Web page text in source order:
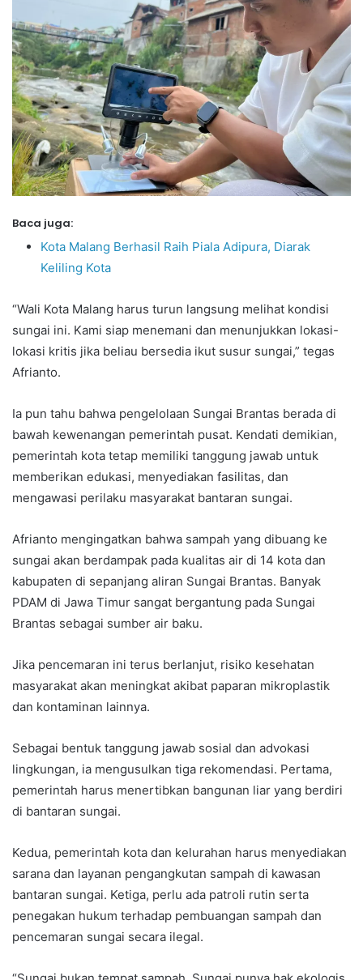
Baca juga:
Kota Malang Berhasil Raih Piala Adipura, Diarak
Keliling Kota
“Wali Kota Malang harus turun langsung melihat kondisi
sungai ini. Kami siap menemani dan menunjukkan lokasi-
lokasi kritis jika beliau bersedia ikut susur sungai,” tegas
Afrianto.
Ia pun tahu bahwa pengelolaan Sungai Brantas berada di
bawah kewenangan pemerintah pusat. Kendati demikian,
pemerintah kota tetap memiliki tanggung jawab untuk
memberikan edukasi, menyediakan fasilitas, dan
mengawasi perilaku masyarakat bantaran sungai.
Afrianto mengingatkan bahwa sampah yang dibuang ke
sungai akan berdampak pada kualitas air di 14 kota dan
kabupaten di sepanjang aliran Sungai Brantas. Banyak
PDAM di Jawa Timur sangat bergantung pada Sungai
Brantas sebagai sumber air baku.
Jika pencemaran ini terus berlanjut, risiko kesehatan
masyarakat akan meningkat akibat paparan mikroplastik
dan kontaminan lainnya.
Sebagai bentuk tanggung jawab sosial dan advokasi
lingkungan, ia mengusulkan tiga rekomendasi. Pertama,
pemerintah harus menertibkan bangunan liar yang berdiri
di bantaran sungai.
Kedua, pemerintah kota dan kelurahan harus menyediakan
sarana dan layanan pengangkutan sampah di kawasan
bantaran sungai. Ketiga, perlu ada patroli rutin serta
penegakan hukum terhadap pembuangan sampah dan
pencemaran sungai secara ilegal.